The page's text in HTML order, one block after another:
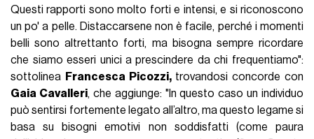
Questi rapporti sono molto forti e intensi, e si riconoscono
un po' a pelle. Distaccarsene non è facile, perché i momenti
belli sono altrettanto forti, ma bisogna sempre ricordare
che siamo esseri unici a prescindere da chi frequentiamo":
sottolinea Francesca Picozzi,trovandosi concorde con
Gaia Cavalleri, che aggiunge: "In questo caso un individuo
può sentirsi fortemente legato all’altro, ma questo legame si
basa su bisogni emotivi non soddisfatti (come paura